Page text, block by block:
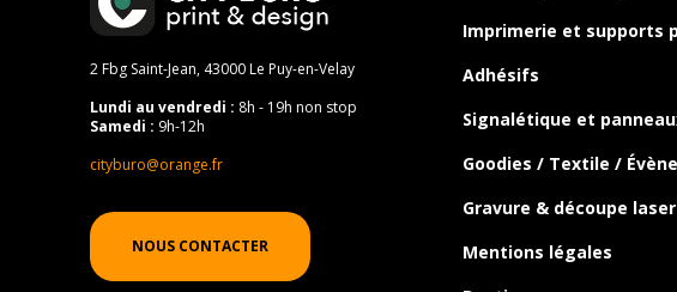
2 Fbg Saint-Jean, 43000 Le Puy-en-Velay
Lundi au vendredi : 8h - 19h non stop
Samedi : 9h-12h
cityburo@orange.fr
NOUS CONTACTER
Imprimerie et supports
Adhésifs
Signalétique et
Goodies / Textile /
Gravure & découpe laser
Mentions légales